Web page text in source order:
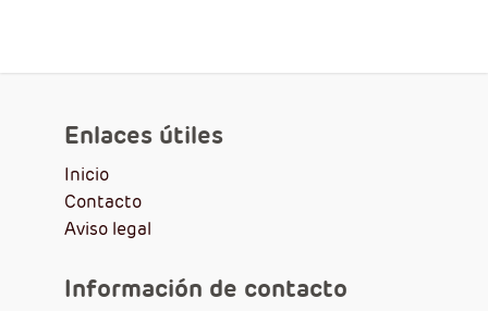
Enlaces útiles
Inicio
Contacto
Aviso legal
Información de contacto